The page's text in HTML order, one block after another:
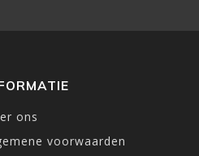
ons
voorwaarden